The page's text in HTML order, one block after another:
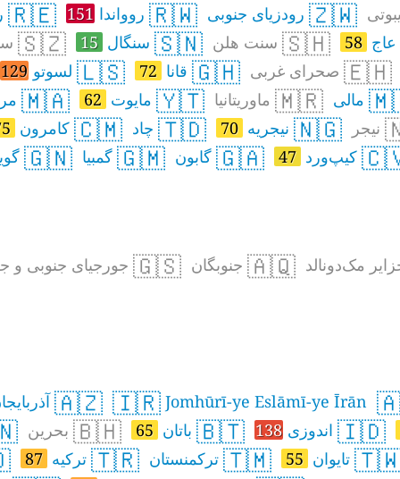
🇿🇼 رودزیای جنوبی 🇷🇼 روواندا 151
🇷🇪
58
🇸🇭 سنت هلن 🇸🇳 سنگال 15
🇸🇿
🇪🇭 صحرای غربی 🇬🇭 قانا 72
🇱🇸 لسوتو 129
مالی 🇲🇷 ماوریتانیا 🇾🇹 مایوت 62
🇲🇦
نیجر 🇳🇬 نیجریه 70
🇹🇩 چاد 🇨🇲 کامرون
کیپ‌ورد 47
🇬🇦 گابون 🇬🇲 گمبیا 🇬🇳
مک‌دونالد 🇦🇶 جنوبگان 🇬🇸 جورجیای جنوبی و
🇮🇷 Jomhūrī-ye Eslāmī-ye Īrān
🇦🇿
🇮🇩 اندوزی 138
🇧🇹 باتان 65
🇧🇭 بحرین
تایوان 55
🇹🇲 ترکمنستان 🇹🇷 ترکیه 87